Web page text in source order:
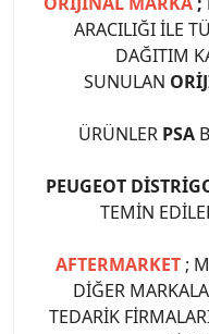
ARACILIĞI İLE
DAĞITIM
SUNULAN
ÜRÜNLER PSA
PEUGEOT
TEMİN
AFTERMARKET ;
DİĞER
TEDARİK